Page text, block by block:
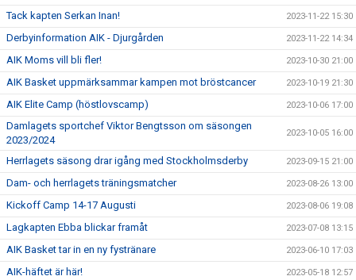
Tack kapten Serkan Inan! 2023-11-22 15:30
Derbyinformation AIK - Djurgården 2023-11-22 14:34
AIK Moms vill bli fler! 2023-10-30 21:00
AIK Basket uppmärksammar kampen mot bröstcancer 2023-10-19 21:30
AIK Elite Camp (höstlovscamp) 2023-10-06 17:00
Damlagets sportchef Viktor Bengtsson om säsongen
2023/2024
2023-10-05 16:00
Herrlagets säsong drar igång med Stockholmsderby 2023-09-15 21:00
Dam- och herrlagets träningsmatcher 2023-08-26 13:00
Kickoff Camp 14-17 Augusti 2023-08-06 19:08
Lagkapten Ebba blickar framåt 2023-07-08 13:15
AIK Basket tar in en ny fystränare 2023-06-10 17:03
AIK-häftet är här! 2023-05-18 12:57